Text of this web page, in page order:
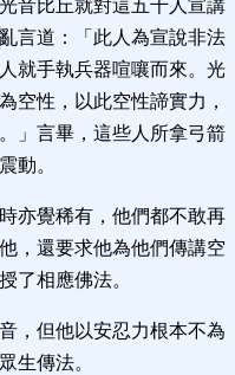
音比丘就對這五千人宣講
言道：「此人為宣說非法
就手執兵器喧嚷而來。光
空性，以此空性諦實力，
」言畢，這些人所拿弓箭
動。
亦覺稀有，他們都不敢再
，還要求他為他們傳講空
了相應佛法。
，但他以安忍力根本不為
生傳法。